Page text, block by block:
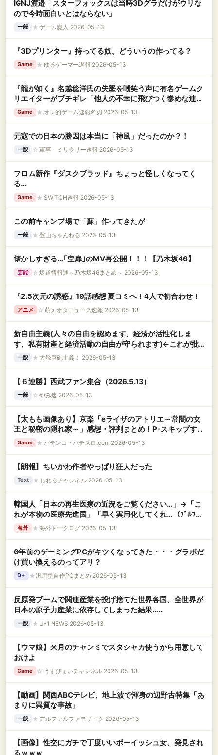
IGNJ渡邉「スターフォックスは当時3Dグラだけがウリな
ので今時面白いとはならない」
一般 ★ ゲーム魔人 2026-05-13
『3Dプリンター』持ってる奴、どういうの作ってる？
Game ★ ゆるゲーマー遅報 2026-05-13
『龍が如く』名越稔洋氏の失墜を嘲笑う声に有名ゲームク
リエイターがブチギレ「他人の不幸に飛びつく惨めな連
中」「挑戦者を笑って、自分は誇れることをしたのか」
Game ★ オレ的ゲーム速報＠刃 2026-05-13
元寇での日本の勝因は本当に「神風」だったのか？！
一般 ☆ 軍事・ミリタリー速報 2026-05-13
フロム新作『ダスクブラッド』ちょっと怪しくなってく
る…
Game ★ SWITCH速報 2026-05-13
この前キャンプ場で「蘇」作ってきたが
一般 ★ 登山ちゃんねる 2026-05-13
懐かしすぎる…｢空扉｣のMV再公開！！！【乃木坂46】
芸能 ☆ 坂道情報通～乃木坂46まとめ～ 2026-05-13
『2.5次元の誘惑』19話感想 夏コミへ！4人で初合わせ！
アニメ ☆ 萌えオタニュース速報 2026-05-13
新自由主義(人々の自由を認めます、経済が活性化しま
す、私有財産と経済活動の自由が守られます)←これが批
判される理由
一般 ★ 大艦巨砲主義！ 2026-05-13
【６連勝】西武ファン集合（2026.5.13）
一般 ☆ やみ速 2026-05-13
【太もも画像あり】京楽「eライザのアトリエ～常闇の女
王と秘密の隠れ家～」感想・評判まとめ！P-スキップする
度に太ももと尻が見れる神台らしいｗｗｗ
Game ★ パチンコ・パチスロ.com 2026-05-13
【朗報】ちいかわ作者やっぱり狂人だった
Text ★ じわるチャンネル 2026-05-13
韓国人「日本の再生医療の近況をご覧ください…」→「こ
れが本物の医療先進国」「早く実用化してくれ…（ﾌﾞﾙﾌﾞ
ﾙ」＝韓国の反応
海外 ★ 海外トークログ 2026-05-13
6年前のゲーミングPCがキツくなってきた・・・グラボだ
け買い換えるのってアリ？
D+ ★ 汎用型自作PCまとめ 2026-05-13
反原発ブームで関連産業を投げ捨てた世界各国、全世界が
日本の原子力産業に依存してしまった結果……
一般 ★ U-1 NEWS 2026-05-13
【ウマ娘】来月のチャンミでスタシャカ使うから用意して
おけよ
Game ☆ うまぴょいチャンネル 2026-05-13
【動画】関西ABCテレビ、地上波で渾身の辺野古特集「あ
まりに異質な事故」
一般 ★ アルファルファモザイク 2026-05-13
【画像】性交にガチで丁度いいボーイッシュ女、発見され
るｗｗｗ